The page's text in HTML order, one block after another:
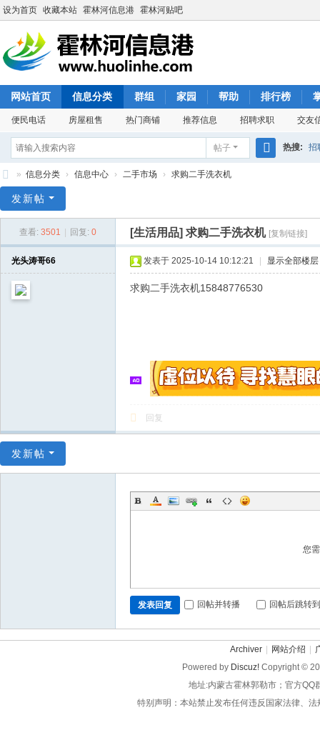
设为首页 收藏本站 霍林河信息港 霍林河贴吧
网站首页 信息分类 群组 家园 帮助 排行榜
便民电话 房屋租售 热门商铺 推荐信息 招聘求职 交友
帖子 热搜: 招
林
» 信息分类 › 信息中心 › 二手市场 › 求购二手洗衣机
发新帖
查看: 3501 回复: 0 [生活用品] 求购二手洗衣机 [复制链接]
光头涛哥66 发表于 2025-10-14 10:12:21 显示全部楼层
求购二手洗衣机15848776530
回复
发新帖
您
发表回复 回帖并转播 回帖后跳转
Archiver 网站介绍
Powered by Discuz! Copyright ©
地址:内蒙古霍林郭勒市；官方QQ
特别声明：本站禁止发布任何违反国家法律、